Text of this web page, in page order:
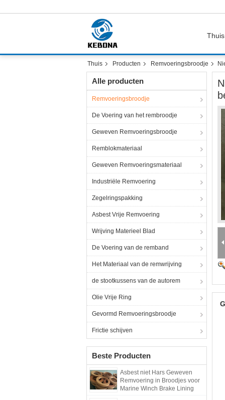
Thuis
Thuis Producten Remvoeringsbroodje
Alle producten
Remvoeringsbroodje
De Voering van het rembroodje
Geweven Remvoeringsbroodje
Remblokmateriaal
Geweven Remvoeringsmateriaal
Industriële Remvoering
Zegelringspakking
Asbest Vrije Remvoering
Wrijving Materieel Blad
De Voering van de remband
Het Materiaal van de remwrijving
de stootkussens van de autorem
Olie Vrije Ring
Gevormd Remvoeringsbroodje
Frictie schijven
Beste Producten
Asbest niet Hars Geweven
Remvoering in Broodjes voor
Marine Winch Brake Lining